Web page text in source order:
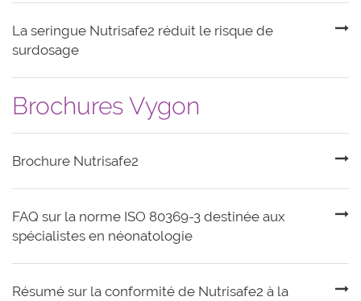
La seringue Nutrisafe2 réduit le risque de
surdosage
Brochures Vygon
Brochure Nutrisafe2
FAQ sur la norme ISO 80369-3 destinée aux
spécialistes en néonatologie
Résumé sur la conformité de Nutrisafe2 à la